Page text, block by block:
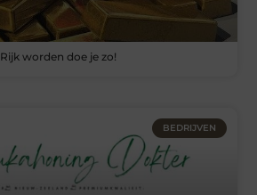
Rijk worden doe je zo!
BEDRIJVEN